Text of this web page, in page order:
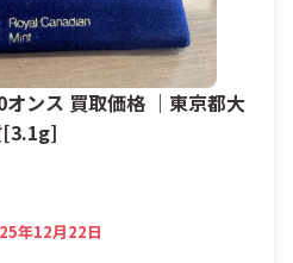
ンス 買取価格 ｜東京都大
[3.1g]
年12月22日